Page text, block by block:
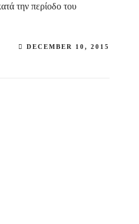
την περίοδο του
DECEMBER 10, 2015